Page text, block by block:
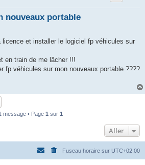
nouveaux portable
licence et installer le logiciel fp véhicules sur
en train de me lâcher !!!
fp véhicules sur mon nouveaux portable ????
message • Page 1 sur 1
Aller
Fuseau horaire sur UTC+02:00